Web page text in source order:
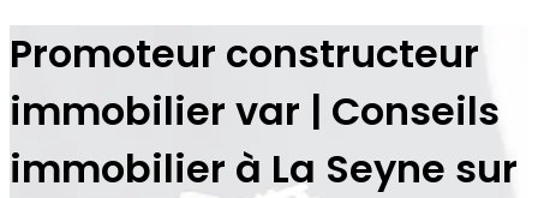
Promoteur constructeur
immobilier var | Conseils
immobilier à La Seyne sur